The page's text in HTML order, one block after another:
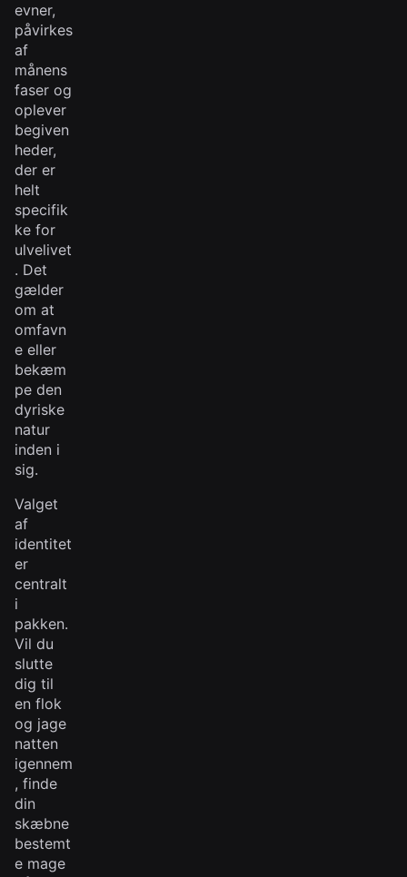
evner,
påvirkes
af
månens
faser og
oplever
begiven
heder,
der er
helt
specifik
ke for
ulvelivet
. Det
gælder
om at
omfavn
e eller
bekæm
pe den
dyriske
natur
inden i
sig.
Valget
af
identitet
er
centralt
i
pakken.
Vil du
slutte
dig til
en flok
og jage
natten
igennem
, finde
din
skæbne
bestemt
e mage